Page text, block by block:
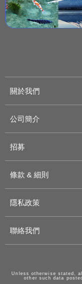
關於我們
公司簡介
招募
條款 & 細則
隱私政策
聯絡我們
Unless otherwise stated,
other such data